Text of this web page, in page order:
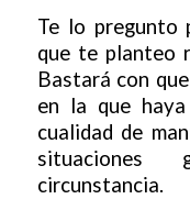
Te lo pregunto
que te planteo
Bastará con
en la que
cualidad de
situaciones
circunstancia.